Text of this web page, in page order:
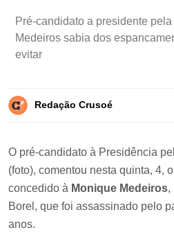
Pré-candidato a presidente
Medeiros sabia dos
evitar
Redação Crusoé
O pré-candidato à Presidência
(foto), comentou nesta quinta, 4,
concedido à Monique Medeiros,
Borel, que foi assassinado pelo
anos.